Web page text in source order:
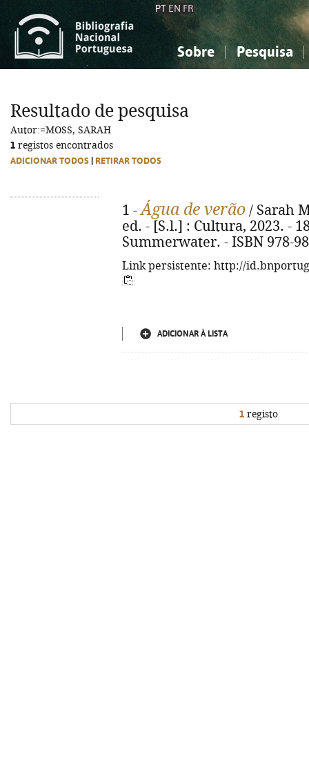
PT EN FR
Sobre Pesquisa
Ciências sociais...
Ciências sociais...
Resultado de pesquisa
Autor:=MOSS, SARAH
1 registos encontrados
ADICIONAR TODOS RETIRAR TODOS
1 -Água de verão / Sarah
ed. - [S.l.] : Cultura, 2023. -
Summerwater. - ISBN 978-
Link persistente: http://
ADICIONAR À LISTA
1 registo